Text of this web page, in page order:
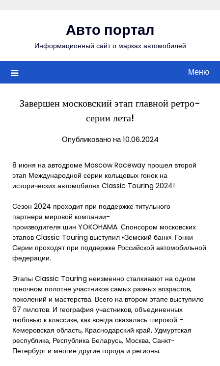
Авто портал
Информационный сайт о марках автомобилей
Меню
Завершен московский этап главной ретро-
серии лета!
Опубликовано на 10.06.2024
8 июня на автодроме Moscow Raceway прошел второй
этап Международной серии кольцевых гонок на
исторических автомобилях Classic Touring 2024!
Сезон 2024 проходит при поддержке титульного
партнера мировой компании-
производителя шин YOKOHAMA. Спонсором московских
этапов Classic Touring выступил «Земский банк». Гонки
Серии проходят при поддержке Российской автомобильной
федерации.
Этапы Classic Touring неизменно сталкивают на одном
гоночном полотне участников самых разных возрастов,
поколений и мастерства. Всего на втором этапе выступило
67 пилотов. И география участников, объединенных
любовью к классике, как всегда оказалась широкой –
Кемеровская область, Краснодарский край, Удмуртская
республика, Республика Беларусь, Москва, Санкт-
Петербург и многие другие города и регионы.